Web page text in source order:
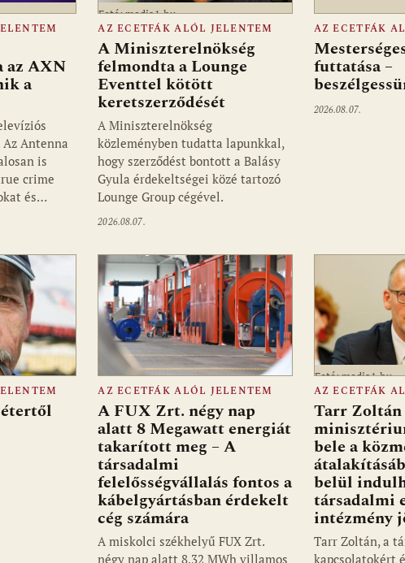
az AXN
a
Antenna
is
crime
és…
Fotó: media1.hu
AZ ECETFÁK ALÓL JELENTEM
A Miniszterelnökség
felmondta a Lounge
Eventtel kötött
keretszerződését
A Miniszterelnökség
közleményben tudatta lapunkkal,
hogy szerződést bontott a Balásy
Gyula érdekeltségei közé tartozó
Lounge Group cégével.
2026.08.07.
AZ ECETFÁK
futtatása –
2026.08.07.
AZ ECETFÁK ALÓL JELENTEM
A FUX Zrt. négy nap
alatt 8 Megawatt energiát
takarított meg – A
társadalmi
felelősségvállalás fontos a
kábelgyártásban érdekelt
cég számára
A miskolci székhelyű FUX Zrt.
négy nap alatt 8,32 MWh villamos
Fotó: media1.hu
AZ ECETFÁK
Tarr
bele a
belül
társadalmi
intézmény
Tarr Zoltán, a
kapcsolatokért